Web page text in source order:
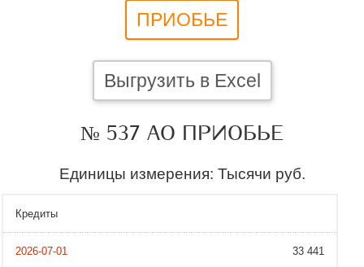
ПРИОБЬЕ
Выгрузить в Excel
№ 537 АО ПРИОБЬЕ
Единицы измерения: Тысячи руб.
Кредиты
33 441